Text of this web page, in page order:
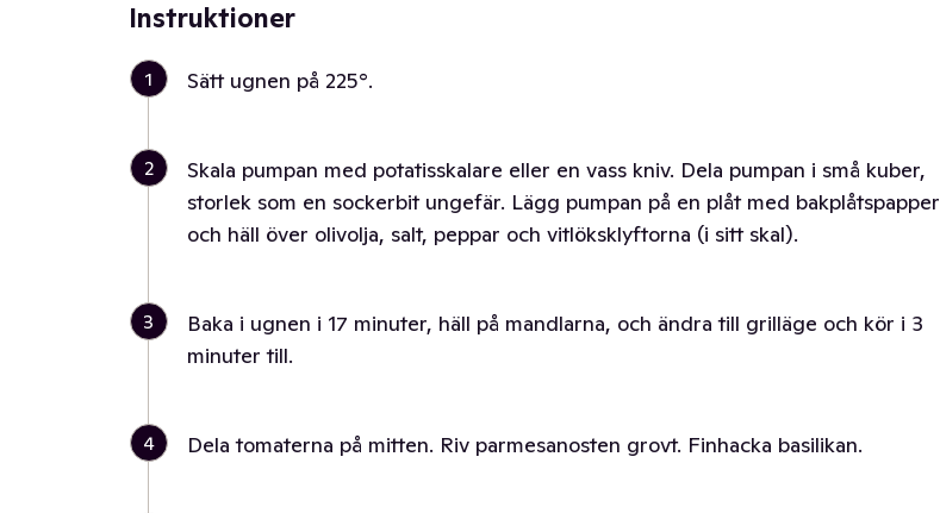
Instruktioner
1 Sätt ugnen på 225°.
2
Skala pumpan med potatisskalare eller en vass kniv. Dela pumpan i små kuber,
storlek som en sockerbit ungefär. Lägg pumpan på en plåt med bakplåtspapper
och häll över olivolja, salt, peppar och vitlöksklyftorna (i sitt skal).
3
Baka i ugnen i 17 minuter, häll på mandlarna, och ändra till grilläge och kör i 3
minuter till.
4 Dela tomaterna på mitten. Riv parmesanosten grovt. Finhacka basilikan.